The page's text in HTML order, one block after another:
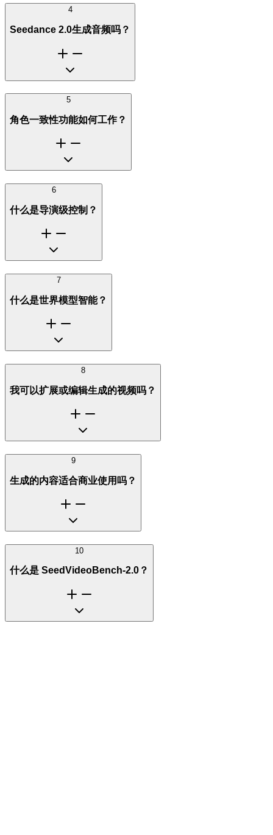
4
Seedance 2.0生成音频吗？
5
角色一致性功能如何工作？
6
什么是导演级控制？
7
什么是世界模型智能？
8
我可以扩展或编辑生成的视频吗？
9
生成的内容适合商业使用吗？
10
什么是 SeedVideoBench-2.0？